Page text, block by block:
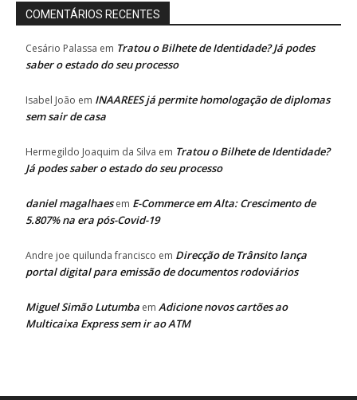
COMENTÁRIOS RECENTES
Cesário Palassa em Tratou o Bilhete de Identidade? Já podes
saber o estado do seu processo
Isabel João em INAAREES já permite homologação de diplomas
sem sair de casa
Hermegildo Joaquim da Silva em Tratou o Bilhete de Identidade?
Já podes saber o estado do seu processo
daniel magalhaesem E-Commerce em Alta: Crescimento de
5.807% na era pós-Covid-19
Andre joe quilunda francisco em Direcção de Trânsito lança
portal digital para emissão de documentos rodoviários
Miguel Simão Lutumba em Adicione novos cartões ao
Multicaixa Express sem ir ao ATM